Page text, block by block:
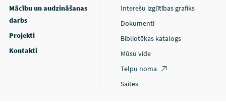
Mācību un audzināšanas
darbs
Projekti
Kontakti
Interešu izglītības grafiks
Dokumenti
Bibliotēkas katalogs
Mūsu vide
Telpu noma
Saites